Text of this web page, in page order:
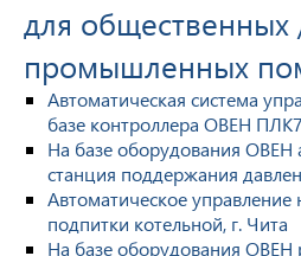
для общественных
промышленных
Автоматическая система
базе контроллера ОВЕН
На базе оборудования ОВЕН
станция поддержания
Автоматическое управление
подпитки котельной, г. Чита
На базе оборудования ОВЕН